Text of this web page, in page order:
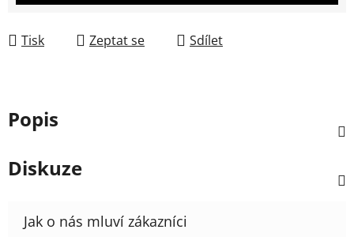
Tisk Zeptat se Sdílet
Popis
Diskuze